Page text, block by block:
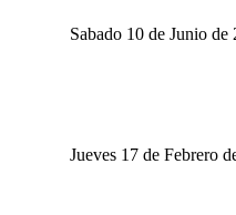
Sabado 10 de Junio de
Jueves 17 de Febrero